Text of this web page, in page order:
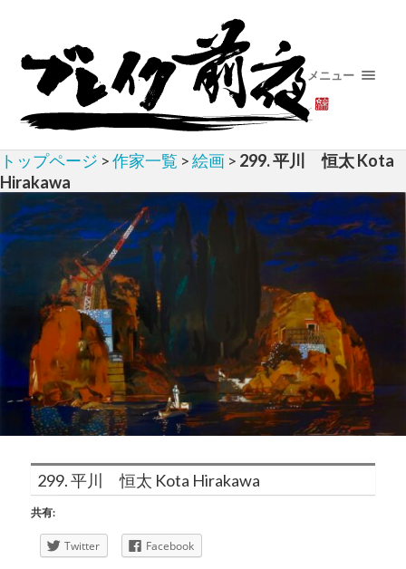
メニュー
トップページ >作家一覧 >絵画 > 299. 平川 恒太 Kota
Hirakawa
299. 平川 恒太 Kota Hirakawa
共有:
Twitter Facebook